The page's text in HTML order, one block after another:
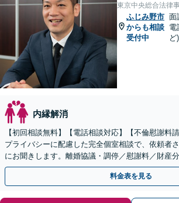
東京中央総合法律
ふじみ野市
からも相談
受付中
面
電
ど
内縁解消
【初回相談無料】【電話相談対応】【不倫慰謝料
プライバシーに配慮した完全個室相談で、依頼者
にお聞きします。離婚協議・調停／慰謝料／財産
費・面会交流／婚姻費用【休日・夜間相談可】
料金表を見る